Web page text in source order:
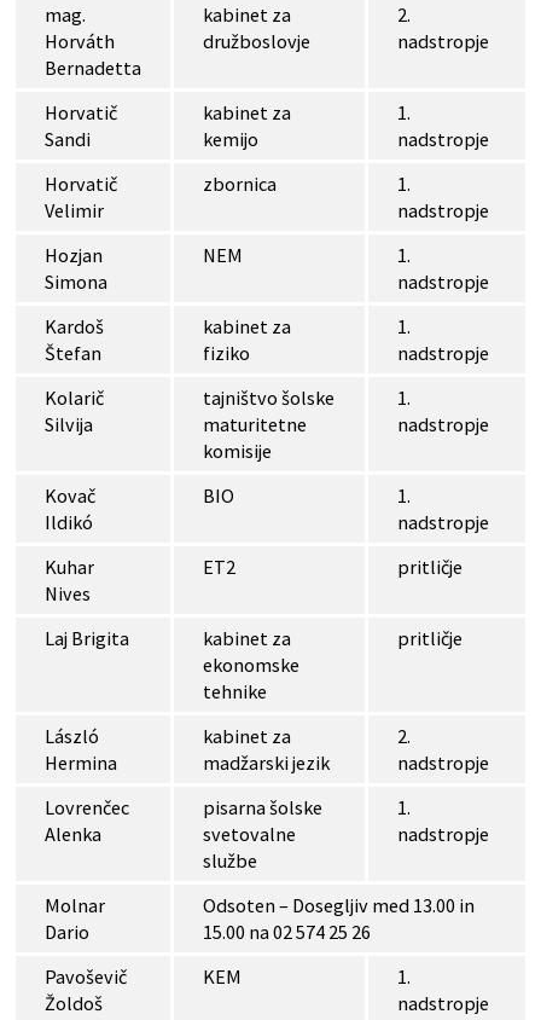
mag.
Horváth
Bernadetta
kabinet za
družboslovje
2.
nadstropje
Horvatič
Sandi
kabinet za
kemijo
1.
nadstropje
Horvatič
Velimir
zbornica
1.
nadstropje
Hozjan
Simona
NEM
1.
nadstropje
Kardoš
Štefan
kabinet za
fiziko
1.
nadstropje
Kolarič
Silvija
tajništvo šolske
maturitetne
komisije
1.
nadstropje
Kovač
Ildikó
BIO
1.
nadstropje
Kuhar
Nives
ET2 pritličje
Laj Brigita
kabinet za
ekonomske
tehnike
pritličje
László
Hermina
kabinet za
madžarski jezik
2.
nadstropje
Lovrenčec
Alenka
pisarna šolske
svetovalne
službe
1.
nadstropje
Molnar
Dario
Odsoten – Dosegljiv med 13.00 in
15.00 na 02 574 25 26
Pavoševič
Žoldoš
KEM
1.
nadstropje